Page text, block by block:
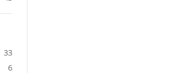
33
6